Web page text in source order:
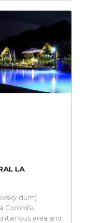
LA
dům)
Coronilla.
area and